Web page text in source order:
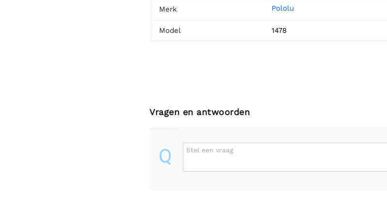
Merk Pololu
Model 1478
Vragen en antwoorden
Q Stel een vraag